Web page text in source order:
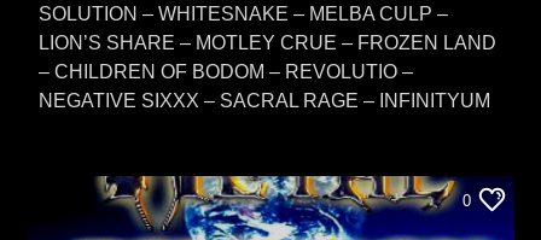
SOLUTION – WHITESNAKE – MELBA CULP –
LION’S SHARE – MOTLEY CRUE – FROZEN LAND
– CHILDREN OF BODOM – REVOLUTIO –
NEGATIVE SIXXX – SACRAL RAGE – INFINITYUM
0